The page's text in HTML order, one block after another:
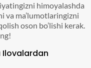
himoyalashda
va ma’lumotlaringizni
oson bo’lishi kerak.
Ilovalardan